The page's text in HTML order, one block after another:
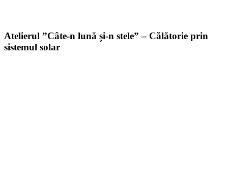
Atelierul ”Câte-n lună și-n stele” – Călătorie prin
sistemul solar